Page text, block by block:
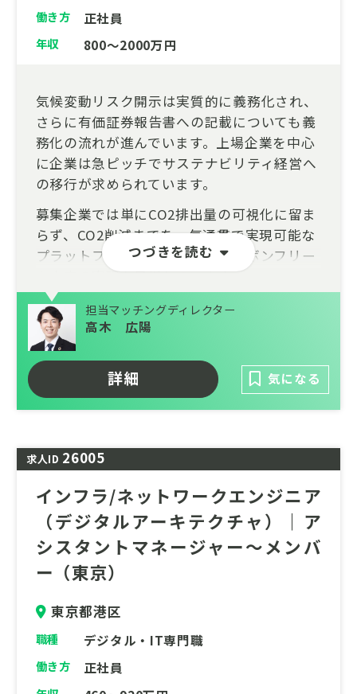
働き方 正社員
年収 800～2000万円
つづきを読む
気候変動リスク開示は実質的に義務化され、
さらに有価証券報告書への記載についても義
務化の流れが進んでいます。上場企業を中心
に企業は急ピッチでサステナビリティ経営へ
の移行が求められています。
募集企業では単にCO2排出量の可視化に留ま
らず、CO2削減までを一気通貫で実現可能な
プラットフォームを提供し、カーボンフリー
な未来の実現を目指しています。
本募集では自社開発システムのフロントエン
ド領域のテックリードを担っていただけるエ
ンジニアを募集します。
数年後のIPOを見据えた急成長するチャレン
ジングな環境で、システム開発を通じてサス
テックリードとしてフロントエンド領域をリ
ードいただける方のご応募をお待ちしており
ます。
担当マッチングディレクター
高木 広陽
詳細 気になる
求人ID 26005
インフラ/ネットワークエンジニア
（デジタルアーキテクチャ）｜ア
シスタントマネージャー～メンバ
ー（東京）
東京都港区
職種 デジタル・IT専門職
働き方 正社員